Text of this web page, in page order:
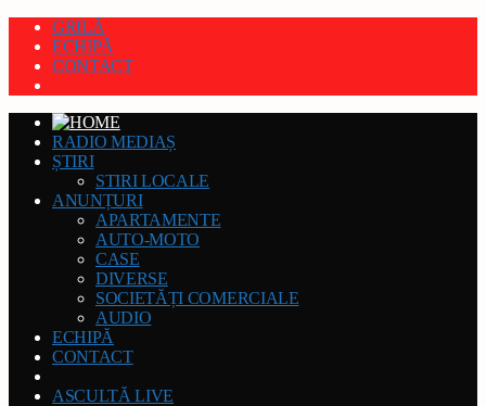
GRILĂ
ECHIPĂ
CONTACT
RADIO MEDIAȘ
ȘTIRI
STIRI LOCALE
ANUNȚURI
APARTAMENTE
AUTO-MOTO
CASE
DIVERSE
SOCIETĂȚI COMERCIALE
AUDIO
ECHIPĂ
CONTACT
ASCULTĂ LIVE